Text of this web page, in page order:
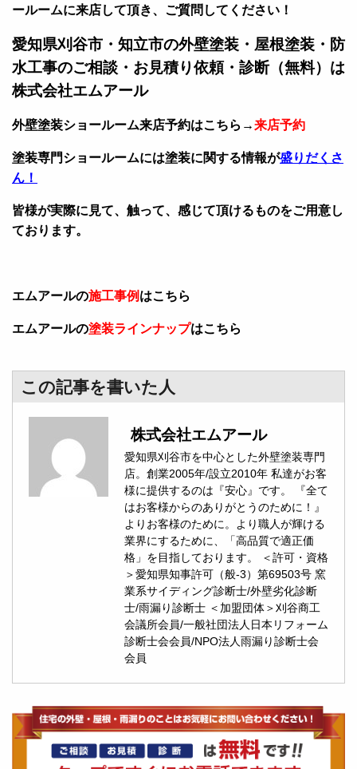
ールームに来店して頂き、ご質問してください！
愛知県刈谷市・知立市の外壁塗装・屋根塗装・防
水工事のご相談・お見積り依頼・診断（無料）は
株式会社エムアール
外壁塗装ショールーム来店予約はこちら→来店予約
塗装専門ショールームには塗装に関する情報が盛りだくさ
ん！
皆様が実際に見て、触って、感じて頂けるものをご用意し
ております。
エムアールの施工事例 はこちら
エムアールの塗装ラインナップはこちら
この記事を書いた人
株式会社エムアール
愛知県刈谷市を中心とした外壁塗装専門
店。創業2005年/設立2010年 私達がお客
様に提供するのは『安心』です。 『全て
はお客様からのありがとうのために！』
よりお客様のために。より職人が輝ける
業界にするために、「高品質で適正価
格」を目指しております。 ＜許可・資格
＞愛知県知事許可（般-3）第69503号 窯
業系サイディング診断士/外壁劣化診断
士/雨漏り診断士 ＜加盟団体＞刈谷商工
会議所会員/一般社団法人日本リフォーム
診断士会会員/NPO法人雨漏り診断士会
会員